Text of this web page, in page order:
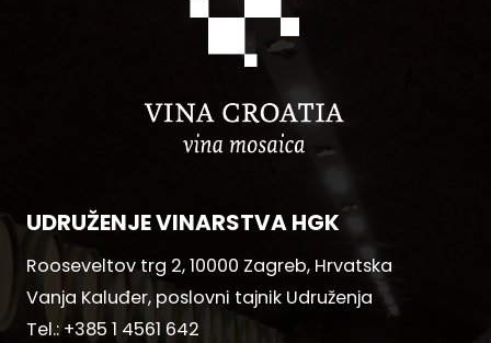
UDRUŽENJE VINARSTVA HGK
Rooseveltov trg 2, 10000 Zagreb, Hrvatska
Vanja Kaluđer, poslovni tajnik Udruženja
Tel.:+385 1 4561 642